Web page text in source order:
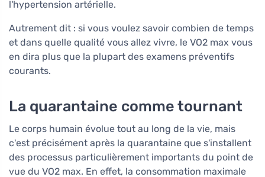
l'hypertension artérielle.
Autrement dit : si vous voulez savoir combien de temps
et dans quelle qualité vous allez vivre, le VO2 max vous
en dira plus que la plupart des examens préventifs
courants.
La quarantaine comme tournant
Le corps humain évolue tout au long de la vie, mais
c'est précisément après la quarantaine que s'installent
des processus particulièrement importants du point de
vue du VO2 max. En effet, la consommation maximale